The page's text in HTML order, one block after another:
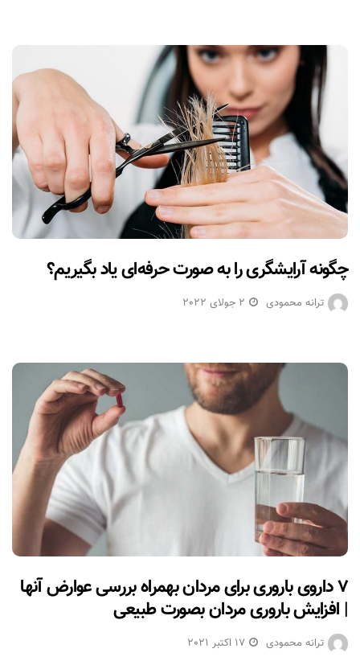
چگونه آرایشگری را به صورت حرفه‌ای یاد بگیریم؟
ترانه محمودی 2 جولای 2022
۷ داروی باروری برای مردان بهمراه بررسی عوارض آنها
| افزایش باروری مردان بصورت طبیعی
ترانه محمودی 17 اکتبر 2021